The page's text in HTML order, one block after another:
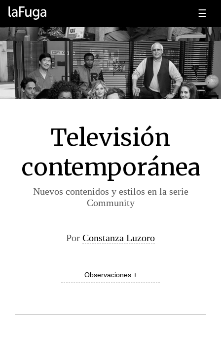
☰
Televisión
contemporánea
Nuevos contenidos y estilos en la serie
Community
Por Constanza Luzoro
Observaciones +